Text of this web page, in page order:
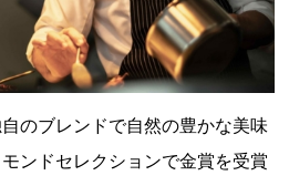
のブレンドで自然の豊かな美味
ンドセレクションで金賞を受賞